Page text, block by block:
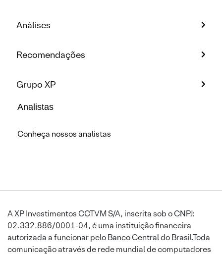
Análises
Recomendações
Grupo XP
Analistas
Conheça nossos analistas
A XP Investimentos CCTVM S/A, inscrita sob o CNPJ:
02.332.886/0001-04, é uma instituição financeira
autorizada a funcionar pelo Banco Central do Brasil.Toda
comunicação através de rede mundial de computadores